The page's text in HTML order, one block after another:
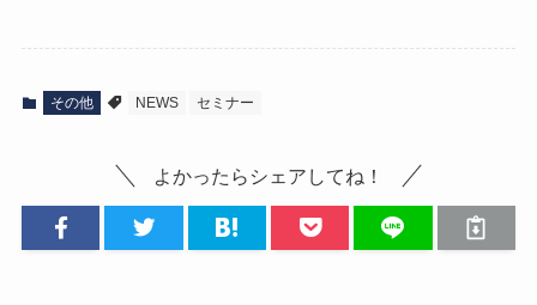
その他 NEWS セミナー
よかったらシェアしてね！